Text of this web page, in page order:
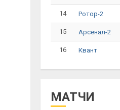
14 Ротор-2
15 Арсенал-2
16 Квант
МАТЧИ